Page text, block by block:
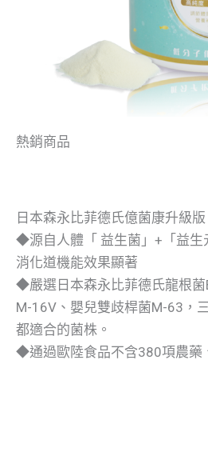
熱銷商品
日本森永比菲德氏億菌康升級版
◆源自人體「 益生菌」+「益生
消化道機能效果顯著
◆嚴選日本森永比菲德氏龍根菌
M-16V、嬰兒雙歧桿菌M-63，
都適合的菌株。
◆通過歐陸食品不含380項農藥